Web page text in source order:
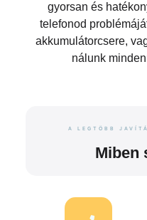
gyorsan és
telefonod
akkumulátorcsere,
nálunk
A LEGTÖBB
Miben